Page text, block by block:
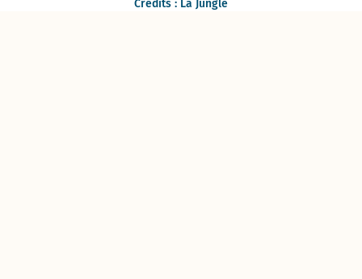
Crédits : La Jungle